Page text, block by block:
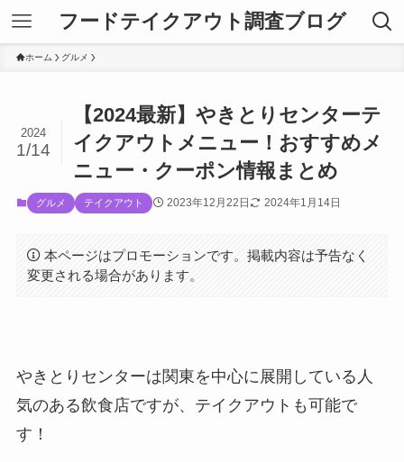
フードテイクアウト調査ブログ
ホーム グルメ
【2024最新】やきとりセンターテ
イクアウトメニュー！おすすめメ
ニュー・クーポン情報まとめ
2024
1/14
グルメ テイクアウト 2023年12月22日 2024年1月14日
本ページはプロモーションです。掲載内容は予告なく
変更される場合があります。
やきとりセンターは関東を中心に展開している人
気のある飲食店ですが、テイクアウトも可能で
す！